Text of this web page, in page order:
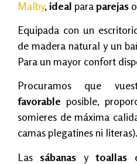
Malby, ideal paraparejas o
Equipada con un
de madera natural y un
Para un mayor confort
Procuramos que
favorable posible,
somieres de máxima
camas plegatines ni literas).
Las sábanas ytoallas